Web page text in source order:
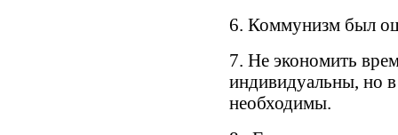
6. Коммунизм был
7. Не экономить
индивидуальны, но в
необходимы.